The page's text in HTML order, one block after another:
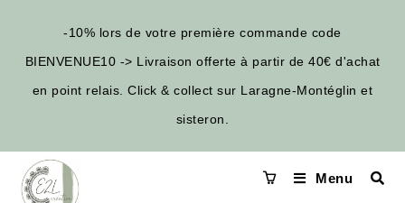
-10% lors de votre première commande code
BIENVENUE10 -> Livraison offerte à partir de 40€ d'achat
en point relais. Click & collect sur Laragne-Montéglin et
sisteron.
Menu